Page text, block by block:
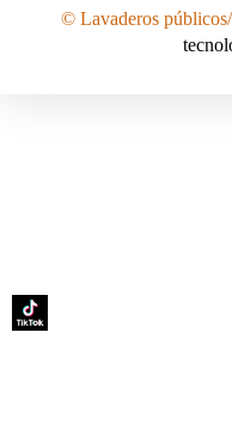
© Lavaderos